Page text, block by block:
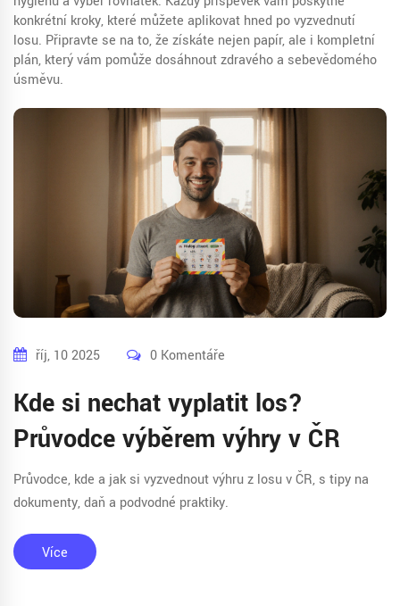
konkrétní kroky, které můžete aplikovat hned po vyzvednutí
losu. Připravte se na to, že získáte nejen papír, ale i kompletní
plán, který vám pomůže dosáhnout zdravého a sebevědomého
úsměvu.
říj, 10 2025 0 Komentáře
Kde si nechat vyplatit los?
Průvodce výběrem výhry v ČR
Průvodce, kde a jak si vyzvednout výhru z losu v ČR, s tipy na
dokumenty, daň a podvodné praktiky.
Více